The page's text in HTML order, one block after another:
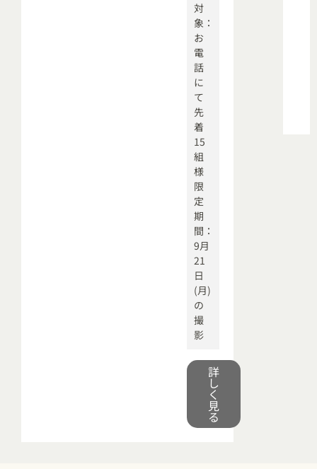
対
象：
お
電
話
に
て
先
着
15
組
様
限
定
期
間：
9月
21
日
(月)
の
撮
影
詳
し
く
見
る